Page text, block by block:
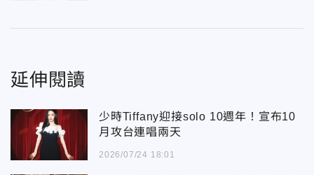
延伸閱讀
少時Tiffany迎接solo 10週年！宣布10
月攻台連唱兩天
2026/07/24 18:01